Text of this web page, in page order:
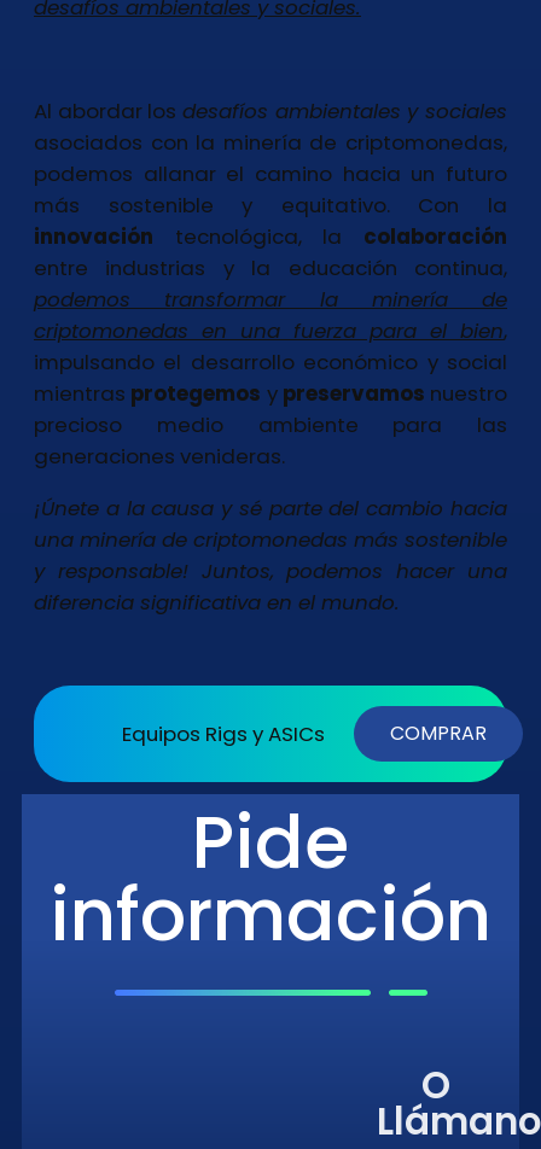
desafíos ambientales y sociales.
Al abordar los desafíos ambientales y sociales
asociados con la minería de criptomonedas,
podemos allanar el camino hacia un futuro
más sostenible y equitativo. Con la
innovación tecnológica, la colaboración
entre industrias y la educación continua,
podemos transformar la minería de
criptomonedas en una fuerza para el bien,
impulsando el desarrollo económico y social
mientras protegemos y preservamos nuestro
precioso medio ambiente para las
generaciones venideras.
¡Únete a la causa y sé parte del cambio hacia
una minería de criptomonedas más sostenible
y responsable! Juntos, podemos hacer una
diferencia significativa en el mundo.
Equipos Rigs y ASICs COMPRAR
Pide
información
O